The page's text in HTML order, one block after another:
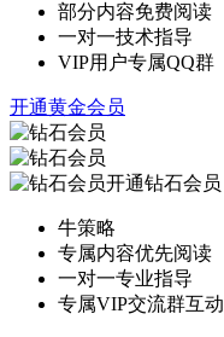
部分内容免费阅读
一对一技术指导
VIP用户专属QQ群
开通黄金会员
开通钻石会员
牛策略
专属内容优先阅读
一对一专业指导
专属VIP交流群互动